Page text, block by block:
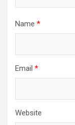
Name *
Email *
Website